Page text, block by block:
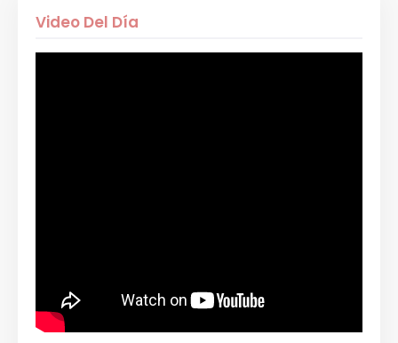
Video Del Día